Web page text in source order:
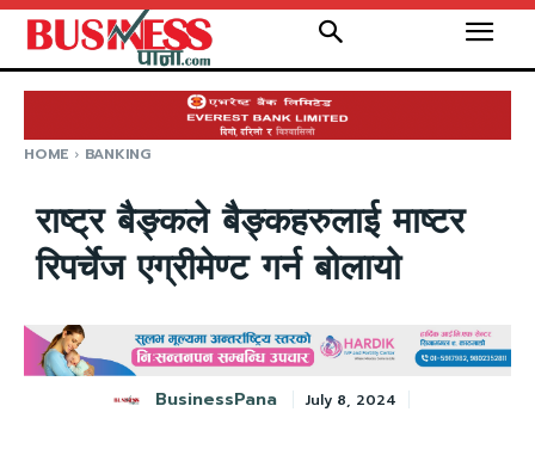
HOME BANKING
राष्ट्र बैङ्कले बैङ्कहरुलाई माष्टर
रिपर्चेज एग्रीमेण्ट गर्न बोलायो
BusinessPana July 8, 2024